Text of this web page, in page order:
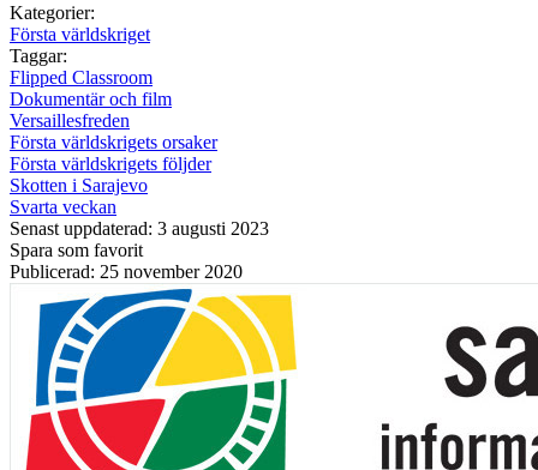
Kategorier:
Första världskriget
Taggar:
Flipped Classroom
Dokumentär och film
Versaillesfreden
Första världskrigets orsaker
Första världskrigets följder
Skotten i Sarajevo
Svarta veckan
Senast uppdaterad: 3 augusti 2023
Spara som favorit
Publicerad: 25 november 2020